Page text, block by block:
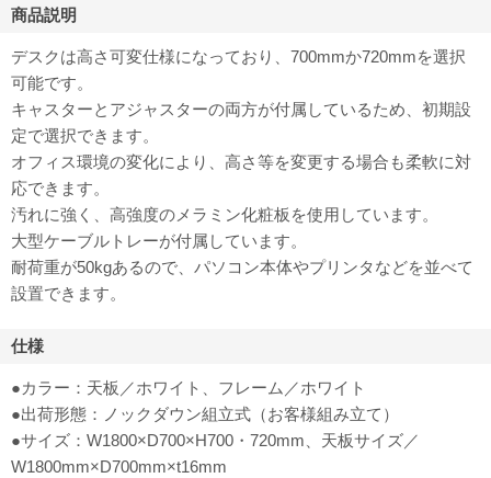
商品説明
デスクは高さ可変仕様になっており、700mmか720mmを選択
可能です。
キャスターとアジャスターの両方が付属しているため、初期設
定で選択できます。
オフィス環境の変化により、高さ等を変更する場合も柔軟に対
応できます。
汚れに強く、高強度のメラミン化粧板を使用しています。
大型ケーブルトレーが付属しています。
耐荷重が50kgあるので、パソコン本体やプリンタなどを並べて
設置できます。
仕様
●カラー：天板／ホワイト、フレーム／ホワイト
●出荷形態：ノックダウン組立式（お客様組み立て）
●サイズ：W1800×D700×H700・720mm、天板サイズ／
W1800mm×D700mm×t16mm